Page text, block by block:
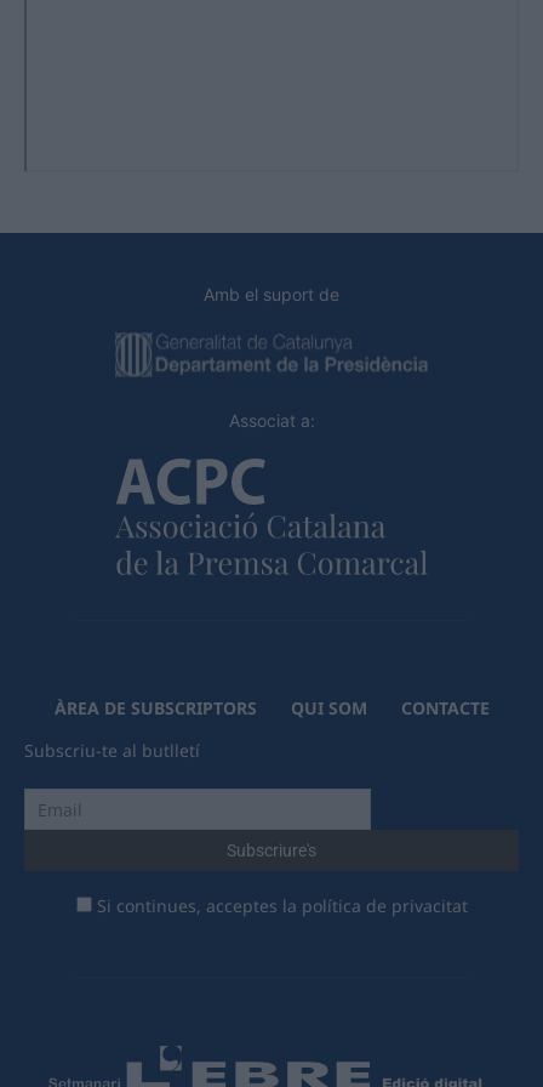
Amb el suport de
Associat a:
ÀREA DE SUBSCRIPTORS QUI SOM
CONTACTE
Subscriu-te al butlletí
Si continues, acceptes la política de privacitat